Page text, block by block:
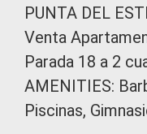
PUNTA DEL
Venta
Parada 18 a 2
AMENITIES:
Piscinas,